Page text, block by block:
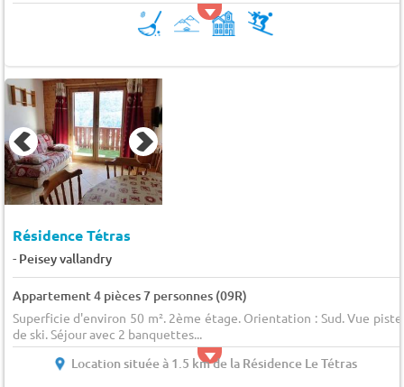
Résidence Tétras
- Peisey vallandry
Appartement 4 pièces 7 personnes (09R)
Superficie d'environ 50 m². 2ème étage. Orientation : Sud. Vue
de ski. Séjour avec 2 banquettes...
Location située à 1.5 km de la Résidence Le Tétras